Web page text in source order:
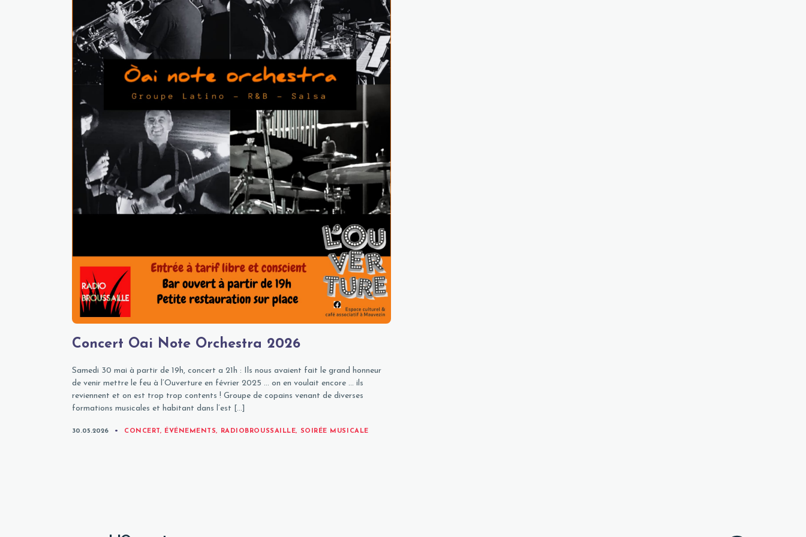
Concert Oai Note Orchestra 2026
Samedi 30 mai à partir de 19h, concert a 21h : Ils nous avaient fait le grand honneur
de venir mettre le feu à l’Ouverture en février 2025 … on en voulait encore … ils
reviennent et on est trop trop contents ! Groupe de copains venant de diverses
formations musicales et habitant dans l’est […]
30.05.2026 CATEGORIES
CONCERT, ÉVÉNEMENTS, RADIOBROUSSAILLE, SOIRÉE MUSICALE